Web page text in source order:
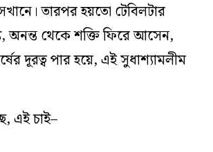
তারপর হয়তো টেবিলটার
থেকে শক্তি ফিরে আসেন,
দূরত্ব পার হয়ে, এই সুধাশ্যামলীম
এই চাই–